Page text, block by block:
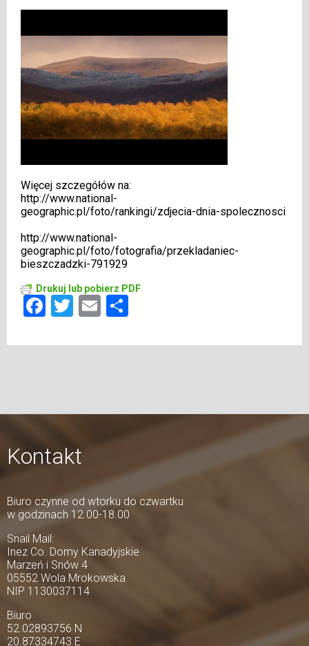
Więcej szczegółów na:
http://www.national-
geographic.pl/foto/rankingi/zdjecia-dnia-spolecznosci
http://www.national-
geographic.pl/foto/fotografia/przekladaniec-
bieszczadzki-791929
Drukuj lub pobierz PDF
Facebook
Twitter
Email
Kontakt
Biuro czynne od wtorku do czwartku
w godzinach 12.00-18.00
Snail Mail:
Inez Co. Domy Kanadyjskie
Marzeń i Snów 4
05552 Wola Mrokowska
NIP 1130037114
Biuro
52.02893756 N
20.87334743 E